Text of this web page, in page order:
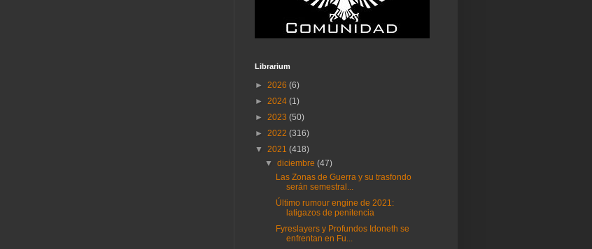
Librarium
► 2026 (6)
► 2024 (1)
► 2023 (50)
► 2022 (316)
▼ 2021 (418)
▼diciembre(47)
Las Zonas de Guerra y su trasfondo
serán semestral...
Último rumour engine de 2021:
latigazos de penitencia
Fyreslayers y Profundos Idoneth se
enfrentan en Fu...